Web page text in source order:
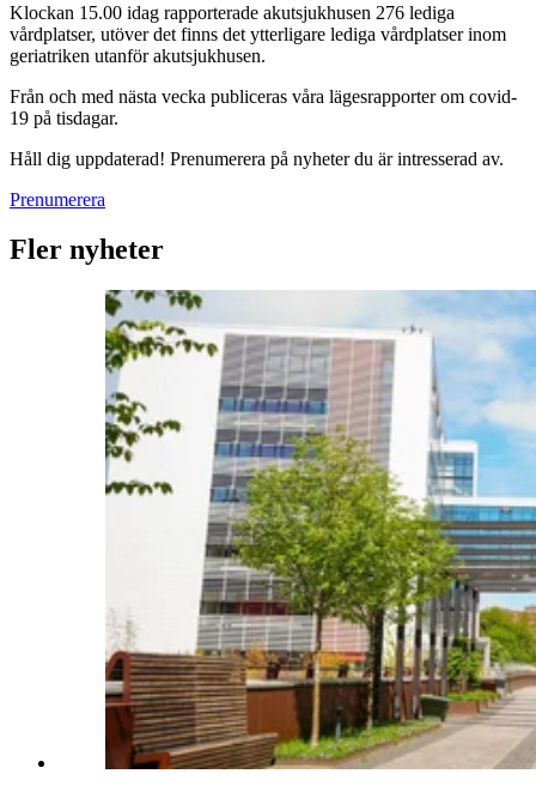
Klockan 15.00 idag rapporterade akutsjukhusen 276 lediga
vårdplatser, utöver det finns det ytterligare lediga vårdplatser inom
geriatriken utanför akutsjukhusen.
Från och med nästa vecka publiceras våra lägesrapporter om covid-
19 på tisdagar.
Håll dig uppdaterad! Prenumerera på nyheter du är intresserad av.
Prenumerera
Fler nyheter